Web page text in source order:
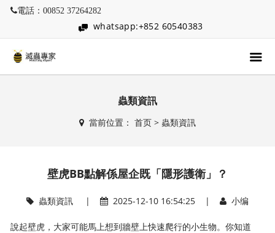
電話：00852 37264282
whatsapp:+852 60540383
蟲類資訊
當前位置： 首页> 蟲類資訊
壁虎BB點解係屋企既「隱形護衛」？
蟲類資訊| 2025-12-10 16:54:25 | 小编
說起壁虎，大家可能馬上想到牆壁上快速爬行的小生物。你知道